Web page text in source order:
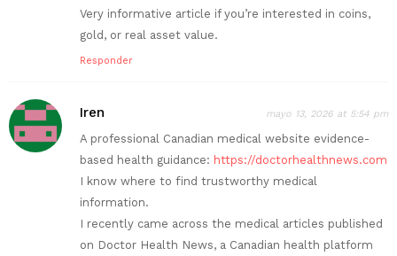
Very informative article if you’re interested in coins,
gold, or real asset value.
Responder
Iren mayo 13, 2026 at 5:54 pm
A professional Canadian medical website evidence-
based health guidance: https://doctorhealthnews.com
I know where to find trustworthy medical
information.
I recently came across the medical articles published
on Doctor Health News, a Canadian health platform